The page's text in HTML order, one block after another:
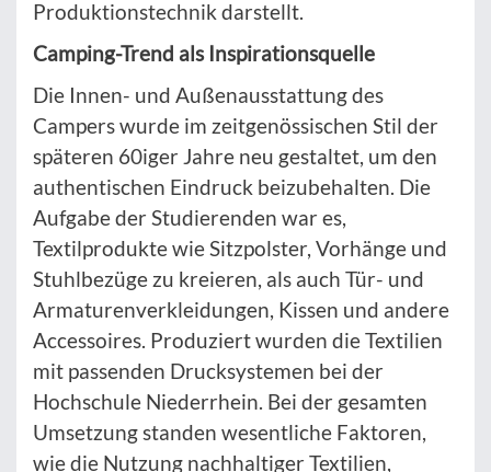
Produktionstechnik darstellt.
Camping-Trend als Inspirationsquelle
Die Innen- und Außenausstattung des
Campers wurde im zeitgenössischen Stil der
späteren 60iger Jahre neu gestaltet, um den
authentischen Eindruck beizubehalten. Die
Aufgabe der Studierenden war es,
Textilprodukte wie Sitzpolster, Vorhänge und
Stuhlbezüge zu kreieren, als auch Tür- und
Armaturenverkleidungen, Kissen und andere
Accessoires. Produziert wurden die Textilien
mit passenden Drucksystemen bei der
Hochschule Niederrhein. Bei der gesamten
Umsetzung standen wesentliche Faktoren,
wie die Nutzung nachhaltiger Textilien,